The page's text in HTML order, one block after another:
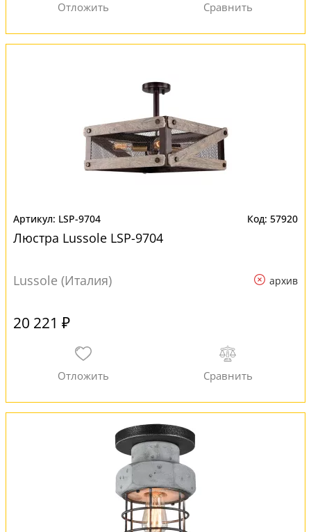
LSP-9704 57920
Люстра Lussole LSP-9704
Lussole (Италия) архив
20 221 ₽